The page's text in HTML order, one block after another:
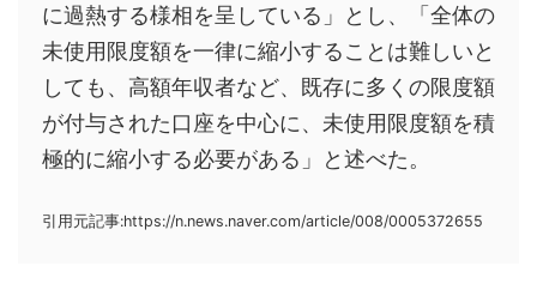
に過熱する様相を呈している」とし、「全体の
未使用限度額を一律に縮小することは難しいと
しても、高額年収者など、既存に多くの限度額
が付与された口座を中心に、未使用限度額を積
極的に縮小する必要がある」と述べた。
引用元記事:https://n.news.naver.com/article/008/0005372655